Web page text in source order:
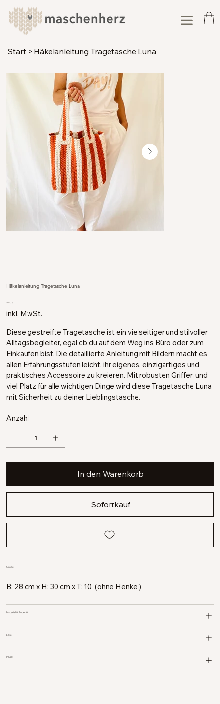
Start > Häkelanleitung Tragetasche Luna
Häkelanleitung Tragetasche Luna
Preis
5,90 €
inkl. MwSt.
Diese gestreifte Tragetasche ist ein vielseitiger und stilvoller
Alltagsbegleiter, egal ob du auf dem Weg ins Büro oder zum
Einkaufen bist. Die detaillierte Anleitung mit Bildern macht es
allen Erfahrungsstufen leicht, ihr eigenes, einzigartiges und
praktisches Accessoire zu kreieren. Mit robusten Griffen und
viel Platz für alle wichtigen Dinge wird diese Tragetasche Luna
mit Sicherheit zu deiner Lieblingstasche.
Anzahl
In den Warenkorb
Sofortkauf
Größe
B: 28 cm x H: 30 cm x T: 10 (ohne Henkel)
Material & Zubehör
Level
Inhalt